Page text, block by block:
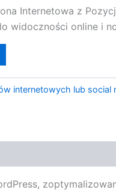
Internetowa z
widoczności online i
internetowych lub social